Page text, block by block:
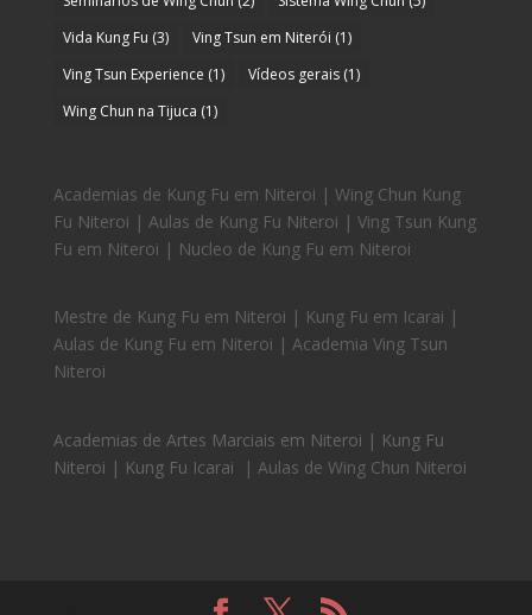
Vida Kung Fu (3) Ving Tsun em Niterói (1)
Ving Tsun Experience (1) Vídeos gerais(1)
Wing Chun na Tijuca (1)
Academias de Kung Fu em Niteroi | Wing Chun Kung
Fu Niteroi | Aulas de Kung Fu Niteroi | Ving Tsun Kung
Fu em Niteroi | Nucleo de Kung Fu em Niteroi
Mestre de Kung Fu em Niteroi | Kung Fu em Icarai |
Aulas de Kung Fu em Niteroi | Academia Ving Tsun
Niteroi
Academias de Artes Marciais em Niteroi | Kung Fu
Niteroi | Kung Fu Icarai
| Aulas de Wing Chun Niteroi